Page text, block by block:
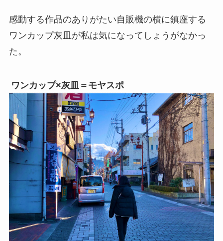
感動する作品のありがたい自販機の横に鎮座する
ワンカップ灰皿が私は気になってしょうがなかっ
た。
ワンカップ×灰皿＝モヤスポ